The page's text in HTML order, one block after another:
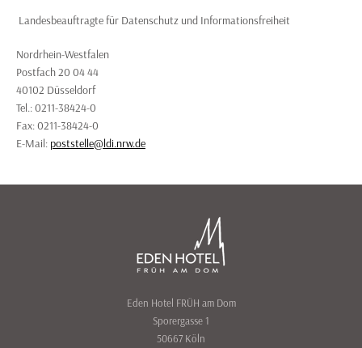
Landesbeauftragte für Datenschutz und Informationsfreiheit
Nordrhein-Westfalen
Postfach 20 04 44
40102 Düsseldorf
Tel.: 0211-38424-0
Fax: 0211-38424-0
E-Mail: poststelle@ldi.nrw.de
Eden Hotel FRÜH am Dom
Sporergasse 1
50667 Köln